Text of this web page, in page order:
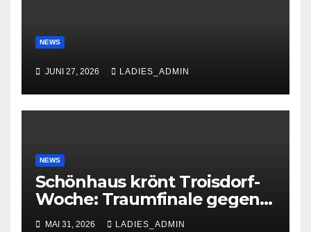
NEWS
JUNI 27, 2026 LADIES_ADMIN
NEWS
Schönhaus krönt Troisdorf-
Woche: Traumfinale gegen
Petkovic begeistert 600
MAI 31, 2026 LADIES_ADMIN